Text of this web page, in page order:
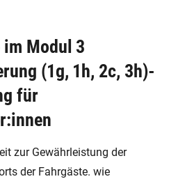
Modul 3
(1g, 1h, 2c, 3h)-
für
zur Gewährleistung der
der Fahrgäste. wie